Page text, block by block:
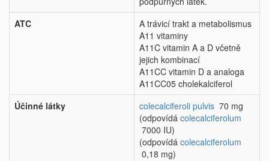
ATC
A trávicí trakt a metabolismus
A11 vitaminy
A11C vitamin A a D včetně
jejich kombinací
A11CC vitamin D a analoga
A11CC05 cholekalciferol
Účinné látky
colecalciferoli pulvis 70 mg
(odpovídá colecalciferolum
7000 IU)
(odpovídá colecalciferolum
0,18 mg)